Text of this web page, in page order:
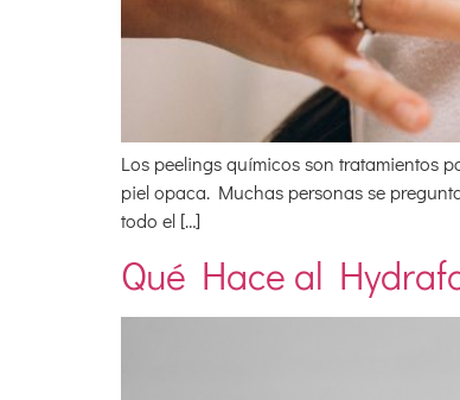
Los peelings químicos son tratamientos
piel opaca. Muchas personas se
todo el […]
Qué Hace al